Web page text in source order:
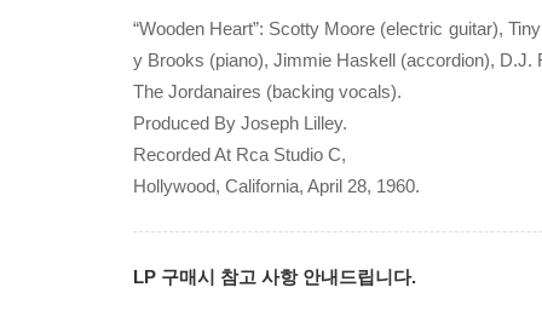
“Wooden Heart”: Scotty Moore (electric guitar),
y Brooks (piano), Jimmie Haskell (accordion),
The Jordanaires (backing vocals).
Produced By Joseph Lilley.
Recorded At Rca Studio C,
Hollywood, California, April 28, 1960.
LP 구매시 참고 사항 안내드립니다.